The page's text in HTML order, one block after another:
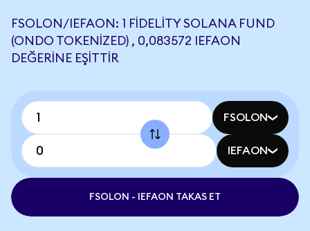
FSOLON/IEFAON: 1 FIDELITY SOLANA FUND
(ONDO TOKENIZED) , 0,083572 IEFAON
DEĞERINE EŞITTIR
FSOLON
IEFAON
FSOLON - IEFAON TAKAS ET